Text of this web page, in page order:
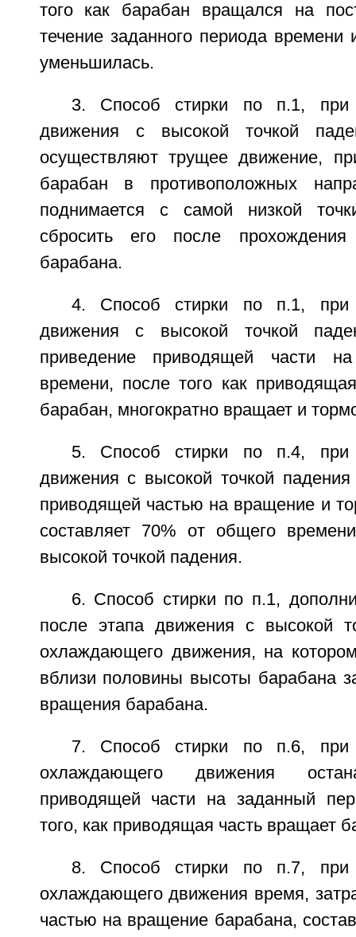
того как барабан вращался на
течение заданного периода времени
уменьшилась.
3. Способ стирки по п.1, при
движения с высокой точкой
осуществляют трущее движение,
барабан в противоположных
поднимается с самой низкой
сбросить его после
барабана.
4. Способ стирки по п.1, при
движения с высокой точкой
приведение приводящей части
времени, после того как
барабан, многократно вращает и
5. Способ стирки по п.4, при
движения с высокой точкой падения
приводящей частью на вращение и
составляет 70% от общего
высокой точкой падения.
6. Способ стирки по п.1,
после этапа движения с высокой
охлаждающего движения, на
вблизи половины высоты барабана
вращения барабана.
7. Способ стирки по п.6, при
охлаждающего движения
приводящей части на заданный
того, как приводящая часть вращает
8. Способ стирки по п.7, при
охлаждающего движения время,
частью на вращение барабана,